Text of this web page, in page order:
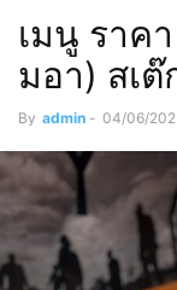
เมนู ราค
มอา) สเ
By admin - 04/06/